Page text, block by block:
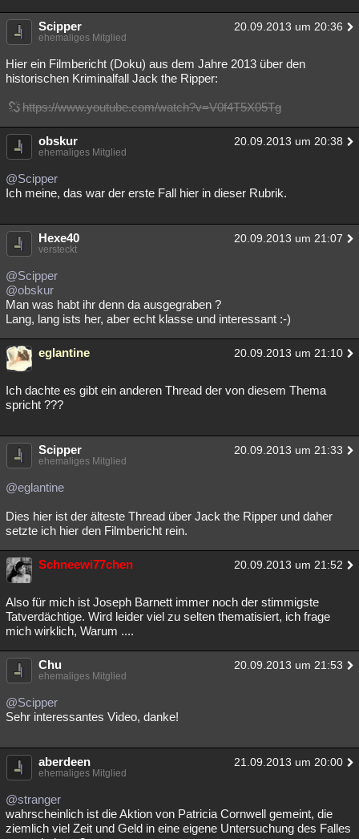
Scipper 20.09.2013 um 20:36
ehemaliges Mitglied
Hier ein Filmbericht (Doku) aus dem Jahre 2013 über den
historischen Kriminalfall Jack the Ripper:
https://www.youtube.com/watch?v=V0f4T5X05Tg
obskur 20.09.2013 um 20:38
ehemaliges Mitglied
@Scipper
Ich meine, das war der erste Fall hier in dieser Rubrik.
Hexe40 20.09.2013 um 21:07
versteckt
@Scipper
@obskur
Man was habt ihr denn da ausgegraben ?
Lang, lang ists her, aber echt klasse und interessant :-)
eglantine 20.09.2013 um 21:10
Ich dachte es gibt ein anderen Thread der von diesem Thema
spricht ???
Scipper 20.09.2013 um 21:33
ehemaliges Mitglied
@eglantine
Dies hier ist der älteste Thread über Jack the Ripper und daher
setzte ich hier den Filmbericht rein.
Schneewi77chen 20.09.2013 um 21:52
Also für mich ist Joseph Barnett immer noch der stimmigste
Tatverdächtige. Wird leider viel zu selten thematisiert, ich frage
mich wirklich, Warum ....
Chu 20.09.2013 um 21:53
ehemaliges Mitglied
@Scipper
Sehr interessantes Video, danke!
aberdeen 21.09.2013 um 20:00
ehemaliges Mitglied
@stranger
wahrscheinlich ist die Aktion von Patricia Cornwell gemeint, die
ziemlich viel Zeit und Geld in eine eigene Untersuchung des Falles